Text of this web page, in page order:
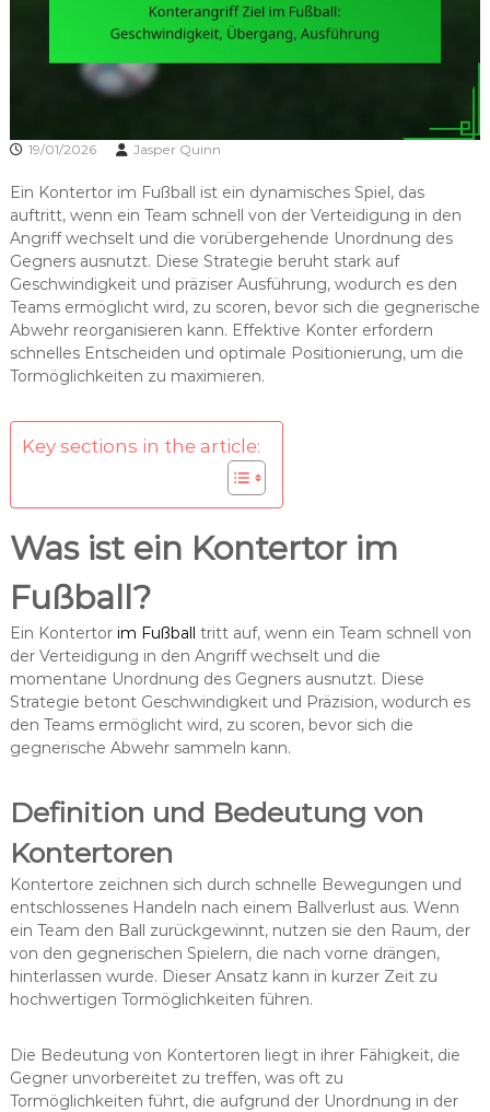
19/01/2026 Jasper Quinn
Ein Kontertor im Fußball ist ein dynamisches Spiel, das
auftritt, wenn ein Team schnell von der Verteidigung in den
Angriff wechselt und die vorübergehende Unordnung des
Gegners ausnutzt. Diese Strategie beruht stark auf
Geschwindigkeit und präziser Ausführung, wodurch es den
Teams ermöglicht wird, zu scoren, bevor sich die gegnerische
Abwehr reorganisieren kann. Effektive Konter erfordern
schnelles Entscheiden und optimale Positionierung, um die
Tormöglichkeiten zu maximieren.
Key sections in the article:
Was ist ein Kontertor im
Fußball?
Ein Kontertor im Fußball tritt auf, wenn ein Team schnell von
der Verteidigung in den Angriff wechselt und die
momentane Unordnung des Gegners ausnutzt. Diese
Strategie betont Geschwindigkeit und Präzision, wodurch es
den Teams ermöglicht wird, zu scoren, bevor sich die
gegnerische Abwehr sammeln kann.
Definition und Bedeutung von
Kontertoren
Kontertore zeichnen sich durch schnelle Bewegungen und
entschlossenes Handeln nach einem Ballverlust aus. Wenn
ein Team den Ball zurückgewinnt, nutzen sie den Raum, der
von den gegnerischen Spielern, die nach vorne drängen,
hinterlassen wurde. Dieser Ansatz kann in kurzer Zeit zu
hochwertigen Tormöglichkeiten führen.
Die Bedeutung von Kontertoren liegt in ihrer Fähigkeit, die
Gegner unvorbereitet zu treffen, was oft zu
Tormöglichkeiten führt, die aufgrund der Unordnung in der